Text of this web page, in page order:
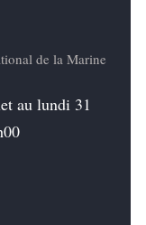
de la Marine
au lundi 31